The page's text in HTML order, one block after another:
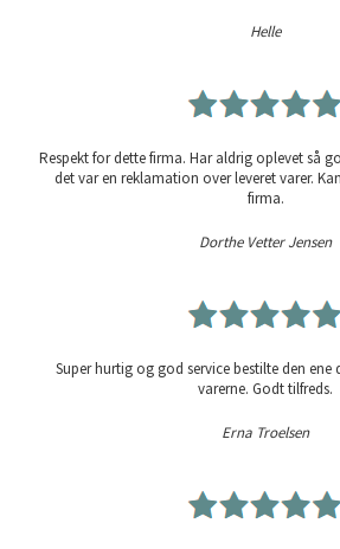
Helle
Respekt for dette firma. Har aldrig oplevet så
det var en reklamation over leveret varer.
firma.
Dorthe Vetter Jensen
Super hurtig og god service bestilte den
varerne. Godt tilfreds.
Erna Troelsen